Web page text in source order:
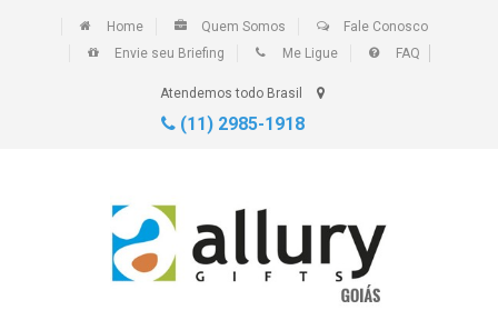
Home Quem Somos
Fale Conosco
Envie seu Briefing
Me Ligue FAQ
Atendemos todo Brasil
(11) 2985-1918